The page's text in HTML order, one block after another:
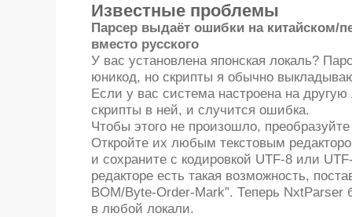
Известные проблемы
Парсер выдаёт ошибки на китайском/
вместо русского
У вас установлена японская локаль?
юникод, но скрипты я обычно
Если у вас система настроена на другую
скрипты в ней, и случится ошибка.
Чтобы этого не произошло,
Откройте их любым текстовым
и сохраните с кодировкой UTF-8 или
редакторе есть такая возможность,
BOM/Byte-Order-Mark”. Теперь NxtParser
в любой локали.